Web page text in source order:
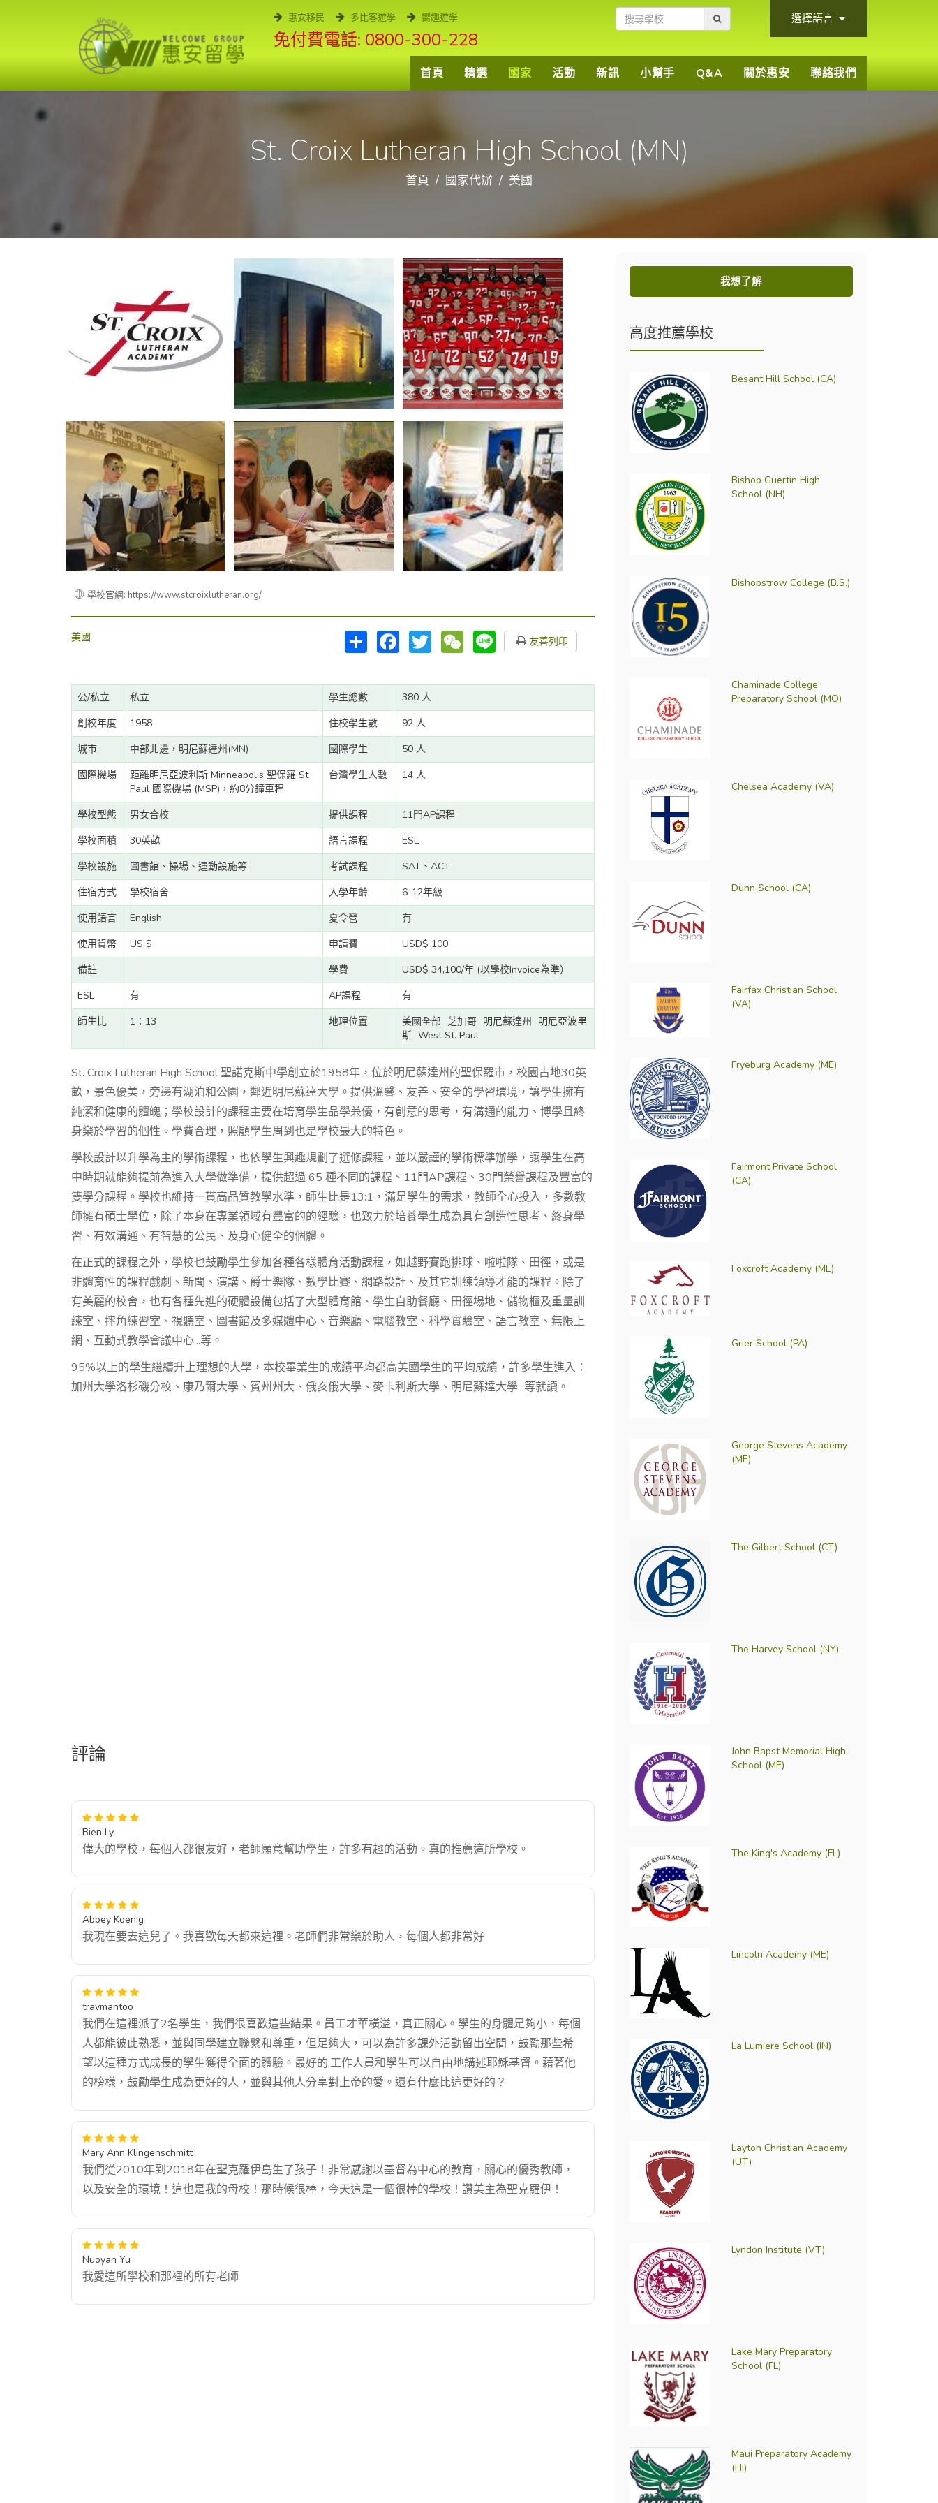
惠安移民 多比客遊學 嚮趣遊學
免付費電話: 0800-300-228
選擇語言
首頁 精選 國家 活動 新訊 小幫手 Q&A 關於惠安 聯絡我們
St. Croix Lutheran High School (MN)
首頁 國家代辦 美國
學校官網: https://www.stcroixlutheran.org/
美國 FacebookTwitter WeChat Line 友善列印
公/私立 私立 學生總數
380 人
創校年度
1958 住校學生數
92 人
城市
中部北邊，明尼蘇達州(MN) 國際學生
50 人
國際機場
距離明尼亞波利斯 Minneapolis 聖保羅 St
Paul 國際機場 (MSP)，約8分鐘車程
台灣學生人數 14 人
學校型態 男女合校 提供課程
11門AP課程
學校面積
30英畝 語言課程
ESL
學校設施
圖書館、操場、運動設施等 考試課程
SAT、ACT
住宿方式
學校宿舍 入學年齡
6-12年級
使用語言
English 夏令營
有
使用貨幣
US $ 申請費
USD$ 100
備註
學費
USD$ 34,100/年 (以學校Invoice為準）
ESL
有 AP課程
有
師生比
1：13 地理位置 美國全部 芝加哥 明尼蘇達州 明尼亞波里
斯 West St. Paul
St. Croix Lutheran High School 聖諾克斯中學創立於1958年，位於明尼蘇達州的聖保羅市，校園占地30英
畝，景色優美，旁邊有湖泊和公園，鄰近明尼蘇達大學。提供溫馨、友善、安全的學習環境，讓學生擁有
純潔和健康的體魄；學校設計的課程主要在培育學生品學兼優，有創意的思考，有溝通的能力、博學且終
身樂於學習的個性。學費合理，照顧學生周到也是學校最大的特色。
學校設計以升學為主的學術課程，也依學生興趣規劃了選修課程，並以嚴謹的學術標準辦學，讓學生在高
中時期就能夠提前為進入大學做準備，提供超過 65 種不同的課程、11門AP課程、30門榮譽課程及豐富的
雙學分課程。學校也維持一貫高品質教學水準，師生比是13:1，滿足學生的需求，教師全心投入，多數教
師擁有碩士學位，除了本身在專業領域有豐富的的經驗，也致力於培養學生成為具有創造性思考、終身學
習、有效溝通、有智慧的公民、及身心健全的個體。
在正式的課程之外，學校也鼓勵學生參加各種各樣體育活動課程，如越野賽跑排球、啦啦隊、田徑，或是
非體育性的課程戲劇、新聞、演講、爵士樂隊、數學比賽、網路設計、及其它訓練領導才能的課程。除了
有美麗的校舍，也有各種先進的硬體設備包括了大型體育館、學生自助餐廳、田徑場地、儲物櫃及重量訓
練室、摔角練習室、視聽室、圖書館及多媒體中心、音樂廳、電腦教室、科學實驗室、語言教室、無限上
網、互動式教學會議中心...等。
​95%以上的學生繼續升上理想的大學，本校畢業生的成績平均都高美國學生的平均成績，許多學生進入：
加州大學洛杉磯分校、康乃爾大學、賓州州大、俄亥俄大學、麥卡利斯大學、明尼蘇達大學...等就讀。
評論
Bien Ly
偉大的學校，每個人都很友好，老師願意幫助學生，許多有趣的活動。真的推薦這所學校。
Abbey Koenig
我現在要去這兒了。我喜歡每天都來這裡。老師們非常樂於助人，每個人都非常好
travmantoo
我們在這裡派了2名學生，我們很喜歡這些結果。員工才華橫溢，真正關心。學生的身體足夠小，每個
人都能彼此熟悉，並與同學建立聯繫和尊重，但足夠大，可以為許多課外活動留出空間，鼓勵那些希
望以這種方式成長的學生獲得全面的體驗。最好的;工作人員和學生可以自由地講述耶穌基督。藉著他
的榜樣，鼓勵學生成為更好的人，並與其他人分享對上帝的愛。還有什麼比這更好的？
Mary Ann Klingenschmitt
我們從2010年到2018年在聖克羅伊島生了孩子！非常感謝以基督為中心的教育，關心的優秀教師，
以及安全的環境！這也是我的母校！那時候很棒，今天這是一個很棒的學校！讚美主為聖克羅伊！
Nuoyan Yu
我愛這所學校和那裡的所有老師
我想了解
高度推薦學校
Besant Hill School (CA)
Bishop Guertin High
School (NH)
Bishopstrow College (B.S.)
Chaminade College
Preparatory School (MO)
Chelsea Academy (VA)
Dunn School (CA)
Fairfax Christian School
(VA)
Fryeburg Academy (ME)
Fairmont Private School
(CA)
Foxcroft Academy (ME)
Grier School (PA)
George Stevens Academy
(ME)
The Gilbert School (CT)
The Harvey School (NY)
John Bapst Memorial High
School (ME)
The King's Academy (FL)
Lincoln Academy (ME)
La Lumiere School (IN)
Layton Christian Academy
(UT)
Lyndon Institute (VT)
Lake Mary Preparatory
School (FL)
Maui Preparatory Academy
(HI)